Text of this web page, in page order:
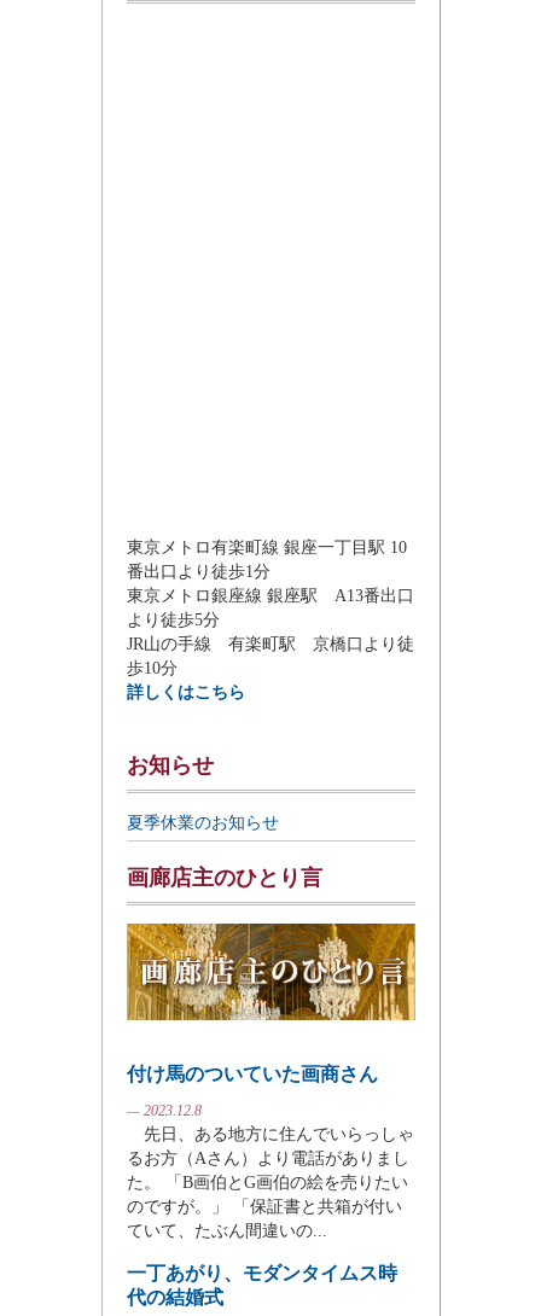
東京メトロ有楽町線 銀座一丁目駅 10
番出口より徒歩1分
東京メトロ銀座線 銀座駅 A13番出口
より徒歩5分
JR山の手線 有楽町駅 京橋口より徒
歩10分
詳しくはこちら
お知らせ
夏季休業のお知らせ
画廊店主のひとり言
付け馬のついていた画商さん
— 2023.12.8
先日、ある地方に住んでいらっしゃ
るお方（Aさん）より電話がありまし
た。 「B画伯とG画伯の絵を売りたい
のですが。」 「保証書と共箱が付い
ていて、たぶん間違いの...
一丁あがり、モダンタイムス時
代の結婚式